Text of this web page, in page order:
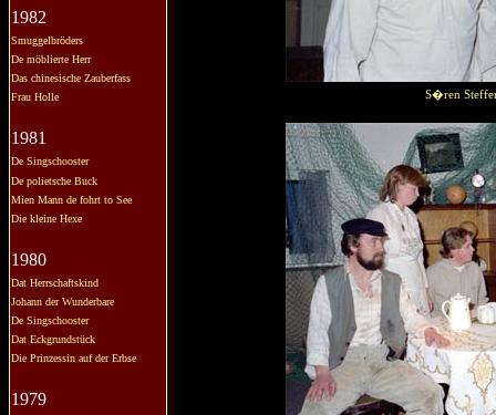
1982
Smuggelbröders
De möblierte Herr
Das chinesische Zauberfass
Frau Holle
1981
De Singschooster
De polietsche Buck
Mien Mann de fohrt to See
Die kleine Hexe
1980
Dat Herrschaftskind
Johann der Wunderbare
De Singschooster
Dat Eckgrundstück
Die Prinzessin auf der Erbse
1979
S�ren